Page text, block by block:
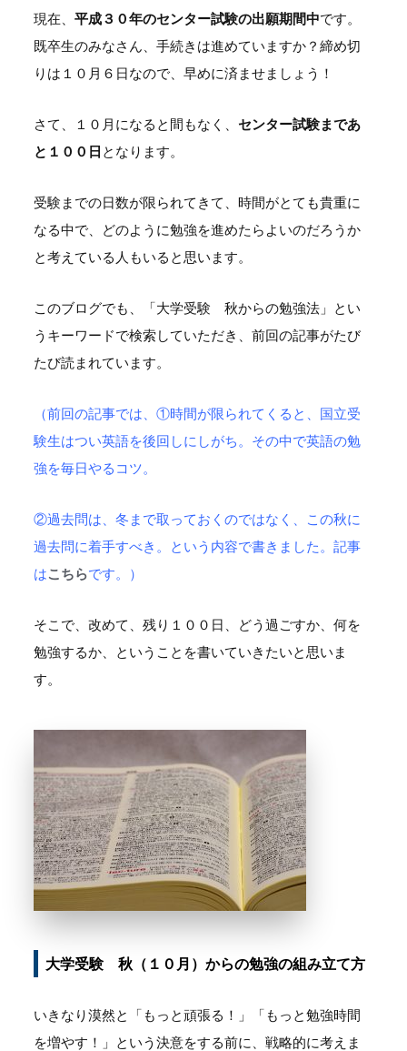
現在、 平成３０年のセンター試験の出願期間中です。
既卒生のみなさん、手続きは進めていますか？締め切
りは１０月６日なので、早めに済ませましょう！
さて、１０月になると間もなく、 センター試験まであ
と１００日 となります。
受験までの日数が限られてきて、時間がとても貴重に
なる中で、どのように勉強を進めたらよいのだろうか
と考えている人もいると思います。
このブログでも、「大学受験 秋からの勉強法」とい
うキーワードで検索していただき、前回の記事がたび
たび読まれています。
（前回の記事では、①時間が限られてくると、国立受
験生はつい英語を後回しにしがち。その中で英語の勉
強を毎日やるコツ。
②過去問は、冬まで取っておくのではなく、この秋に
過去問に着手すべき。という内容で書きました。記事
はこちらです。）
そこで、改めて、残り１００日、どう過ごすか、何を
勉強するか、ということを書いていきたいと思いま
す。
大学受験 秋（１０月）からの勉強の組み立て方
いきなり漠然と「もっと頑張る！」「もっと勉強時間
を増やす！」という決意をする前に、戦略的に考えま